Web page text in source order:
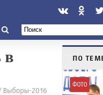
в
Выборы-2016
ПО
ФОТО